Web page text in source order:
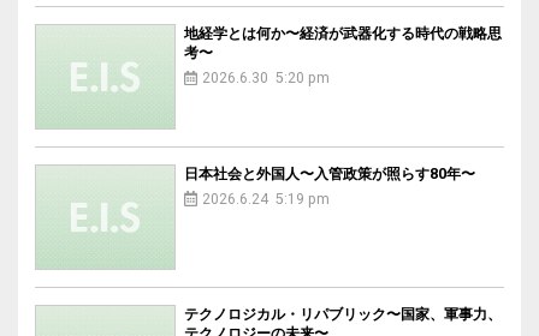
地経学とは何か〜経済が武器化する時代の戦略思
考〜
2026.6.30 5:20 pm
日本社会と外国人〜入管政策が照らす80年〜
2026.6.24 5:19 pm
テクノロジカル・リパブリック〜国家、軍事力、